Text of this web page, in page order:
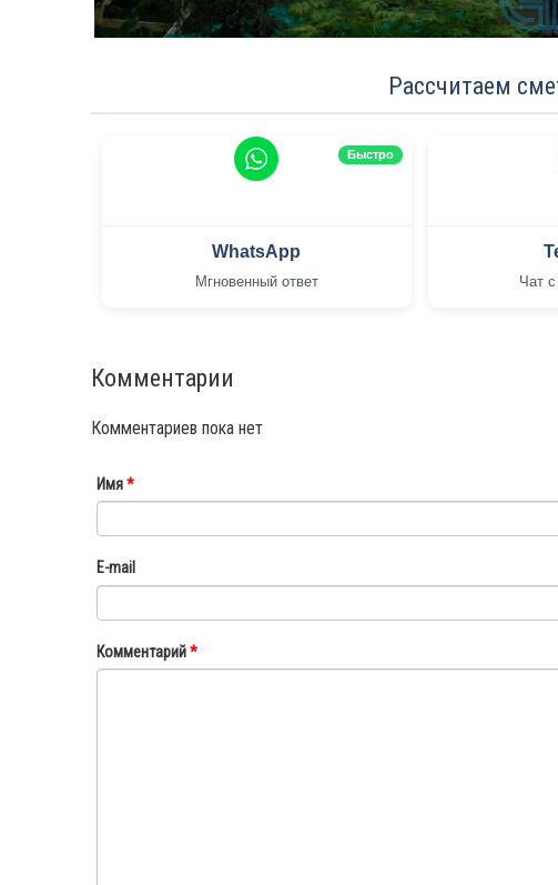
Рассчитаем
Быстро
WhatsApp
Мгновенный ответ Чат
Комментарии
Комментариев пока нет
Имя*
E-mail
Комментарий*